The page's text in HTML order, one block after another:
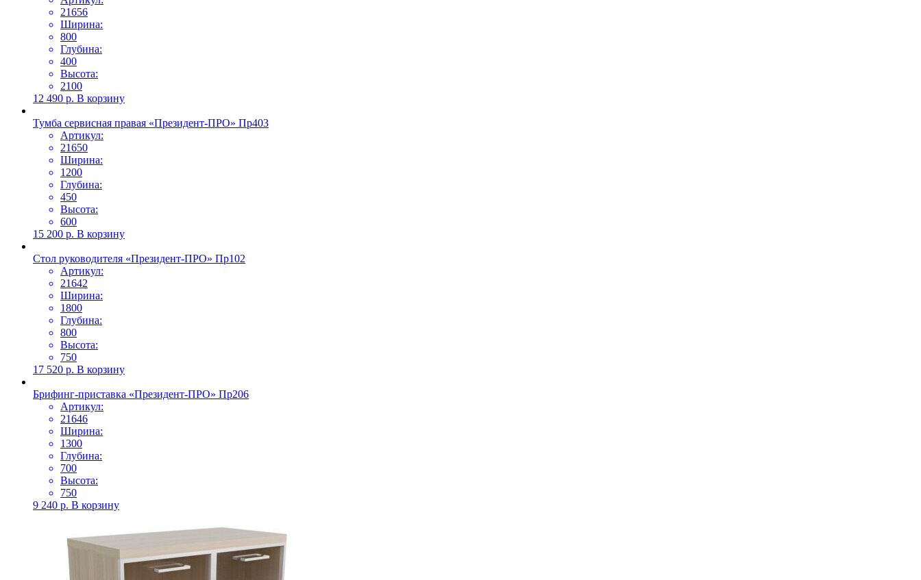
21656
Ширина:
800
Глубина:
400
Высота:
2100
12 490 р. В корзину
Тумба сервисная правая «Президент-ПРО» Пр403
Артикул:
21650
Ширина:
1200
Глубина:
450
Высота:
600
15 200 р. В корзину
Стол руководителя «Президент-ПРО» Пр102
Артикул:
21642
Ширина:
1800
Глубина:
800
Высота:
750
17 520 р. В корзину
Брифинг-приставка «Президент-ПРО» Пр206
Артикул:
21646
Ширина:
1300
Глубина:
700
Высота:
750
9 240 р. В корзину